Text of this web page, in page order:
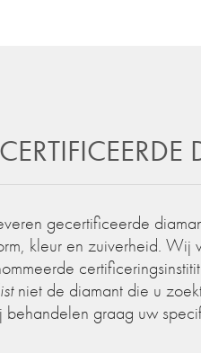
gecertificeerde
kleur en zuiverheid. Wij
niet de diamant die u
behandelen graag uw